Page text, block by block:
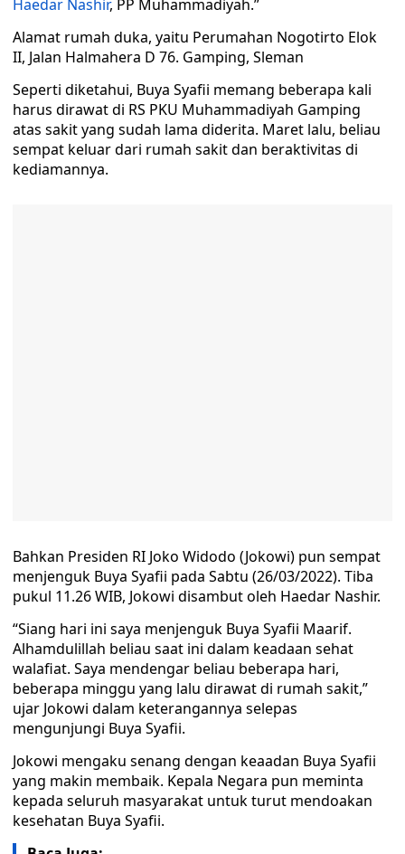
Haedar Nashir, PP Muhammadiyah.”
Alamat rumah duka, yaitu Perumahan Nogotirto Elok
II, Jalan Halmahera D 76. Gamping, Sleman
Seperti diketahui, Buya Syafii memang beberapa kali
harus dirawat di RS PKU Muhammadiyah Gamping
atas sakit yang sudah lama diderita. Maret lalu, beliau
sempat keluar dari rumah sakit dan beraktivitas di
kediamannya.
Bahkan Presiden RI Joko Widodo (Jokowi) pun sempat
menjenguk Buya Syafii pada Sabtu (26/03/2022). Tiba
pukul 11.26 WIB, Jokowi disambut oleh Haedar Nashir.
“Siang hari ini saya menjenguk Buya Syafii Maarif.
Alhamdulillah beliau saat ini dalam keadaan sehat
walafiat. Saya mendengar beliau beberapa hari,
beberapa minggu yang lalu dirawat di rumah sakit,”
ujar Jokowi dalam keterangannya selepas
mengunjungi Buya Syafii.
Jokowi mengaku senang dengan keaadan Buya Syafii
yang makin membaik. Kepala Negara pun meminta
kepada seluruh masyarakat untuk turut mendoakan
kesehatan Buya Syafii.